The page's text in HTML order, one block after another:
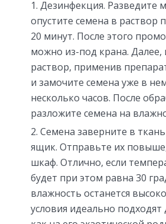
Дезинфекция. Разведите
опустите семена в раствор
20 минут. После этого
можно из-под крана. Далее,
раствор, применив
и замочите семена уже в
несколько часов. После
разложите семена на
Семена заверните в
ящик. Отправьте их
шкаф. Отлично, если
будет при этом равна 30
влажность останется
условия идеально подходят